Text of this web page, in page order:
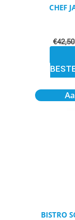
CHEF
€42,50
BISTRO